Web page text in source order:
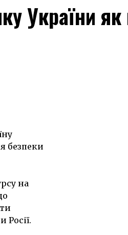
України як
безпеки
на
Росії.